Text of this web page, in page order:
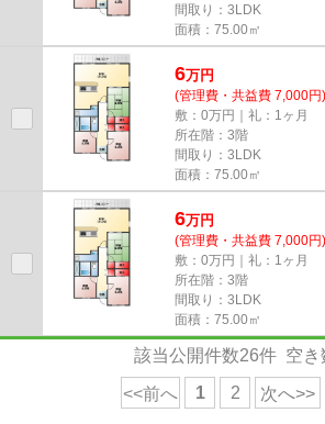
間取り：3LDK
面積：75.00㎡
6万円
(管理費・共益費 7,000円)
敷：0万円｜礼：1ヶ月
所在階：3階
間取り：3LDK
面積：75.00㎡
6万円
(管理費・共益費 7,000円)
敷：0万円｜礼：1ヶ月
所在階：3階
間取り：3LDK
面積：75.00㎡
該当公開件数26件 空き
<<前へ 1 2 次へ>>